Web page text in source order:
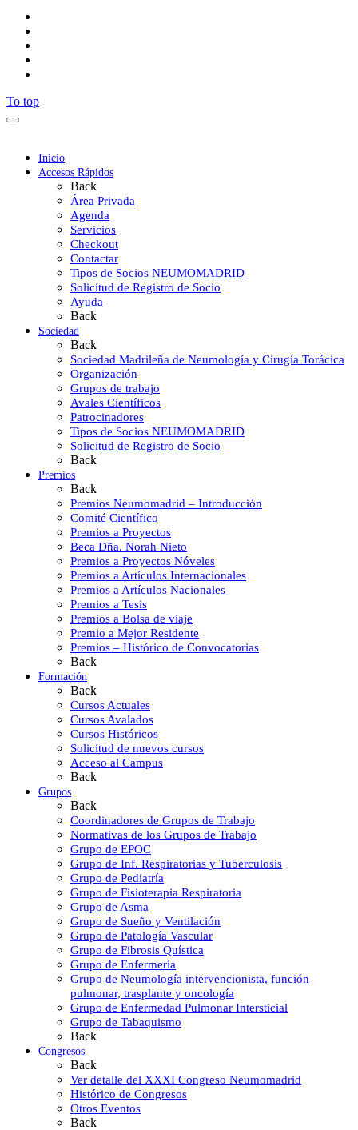
To top
Inicio
Accesos Rápidos
Back
Área Privada
Agenda
Servicios
Checkout
Contactar
Tipos de Socios NEUMOMADRID
Solicitud de Registro de Socio
Ayuda
Back
Sociedad
Back
Sociedad Madrileña de Neumología y Cirugía Torácica
Organización
Grupos de trabajo
Avales Científicos
Patrocinadores
Tipos de Socios NEUMOMADRID
Solicitud de Registro de Socio
Back
Premios
Back
Premios Neumomadrid – Introducción
Comité Científico
Premios a Proyectos
Beca Dña. Norah Nieto
Premios a Proyectos Nóveles
Premios a Artículos Internacionales
Premios a Artículos Nacionales
Premios a Tesis
Premios a Bolsa de viaje
Premio a Mejor Residente
Premios – Histórico de Convocatorias
Back
Formación
Back
Cursos Actuales
Cursos Avalados
Cursos Históricos
Solicitud de nuevos cursos
Acceso al Campus
Back
Grupos
Back
Coordinadores de Grupos de Trabajo
Normativas de los Grupos de Trabajo
Grupo de EPOC
Grupo de Inf. Respiratorias y Tuberculosis
Grupo de Pediatría
Grupo de Fisioterapia Respiratoria
Grupo de Asma
Grupo de Sueño y Ventilación
Grupo de Patología Vascular
Grupo de Fibrosis Quística
Grupo de Enfermería
Grupo de Neumología intervencionista, función
pulmonar, trasplante y oncología
Grupo de Enfermedad Pulmonar Intersticial
Grupo de Tabaquismo
Back
Congresos
Back
Ver detalle del XXXI Congreso Neumomadrid
Histórico de Congresos
Otros Eventos
Back